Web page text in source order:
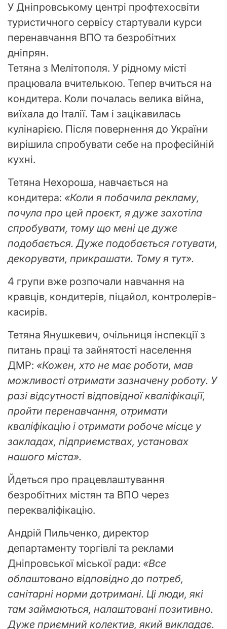
У Дніпровському центрі профтехосвіти
туристичного сервісу стартували курси
перенавчання ВПО та безробітних
дніпрян.
Тетяна з Мелітополя. У рідному місті
працювала вчителькою. Тепер вчиться на
кондитера. Коли почалась велика війна,
виїхала до Італії. Там і зацікавилась
кулінарією. Після повернення до України
вирішила спробувати себе на професійній
кухні.
Тетяна Нехороша, навчається на
кондитера: «Коли я побачила рекламу,
почула про цей проєкт, я дуже захотіла
спробувати, тому що мені це дуже
подобається. Дуже подобається готувати,
декорувати, прикрашати. Тому я тут».
4 групи вже розпочали навчання на
кравців, кондитерів, піцайол, контролерів-
касирів.
Тетяна Янушкевич, очільниця інспекції з
питань праці та зайнятості населення
ДМР: «Кожен, хто не має роботи, мав
можливості отримати зазначену роботу. У
разі відсутності відповідної кваліфікації,
пройти перенавчання, отримати
кваліфікацію і отримати робоче місце у
закладах, підприємствах, установах
нашого міста».
Йдеться про працевлаштування
безробітних містян та ВПО через
перекваліфікацію.
Андрій Пильченко, директор
департаменту торгівлі та реклами
Дніпровської міської ради: «Все
облаштовано відповідно до потреб,
санітарні норми дотримані. Ці люди, які
там займаються, налаштовані позитивно.
Дуже приємний колектив, який викладає.